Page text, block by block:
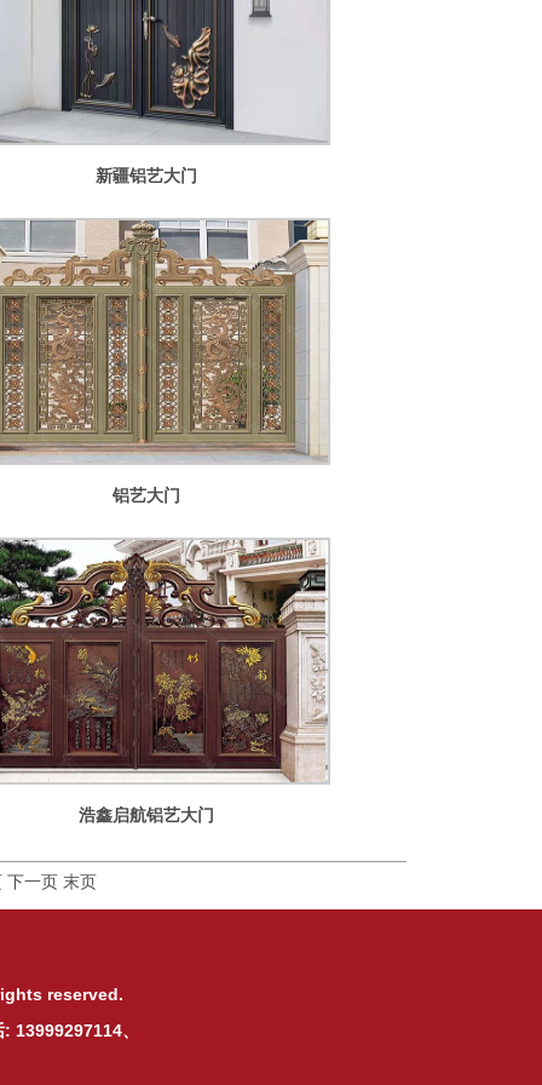
3
新疆铝艺大门
铝艺大门
浩鑫启航铝艺大门
下一页 末页
reserved.
13999297114、